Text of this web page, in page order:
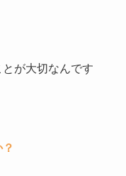
が大切なんです